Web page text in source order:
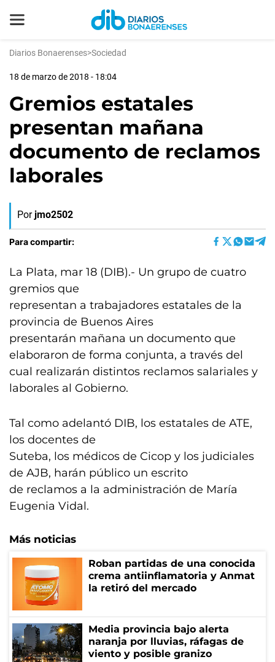
Diarios Bonaerenses>Sociedad
18 de marzo de 2018 - 18:04
Gremios estatales
presentan mañana
documento de reclamos
laborales
Por jmo2502
Para compartir:
La Plata, mar 18 (DIB).- Un grupo de cuatro
gremios que
representan a trabajadores estatales de la
provincia de Buenos Aires
presentarán mañana un documento que
elaboraron de forma conjunta, a través del
cual realizarán distintos reclamos salariales y
laborales al Gobierno.
Tal como adelantó DIB, los estatales de ATE,
los docentes de
Suteba, los médicos de Cicop y los judiciales
de AJB, harán público un escrito
de reclamos a la administración de María
Eugenia Vidal.
Más noticias
Roban partidas de una conocida
crema antiinflamatoria y Anmat
la retiró del mercado
Media provincia bajo alerta
naranja por lluvias, ráfagas de
viento y posible granizo